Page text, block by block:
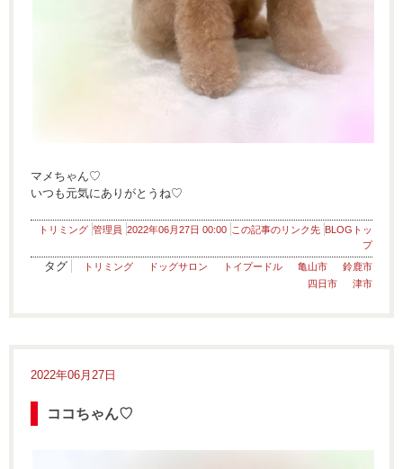
マメちゃん♡
いつも元気にありがとうね♡
トリミング 管理員 2022年06月27日 00:00 この記事のリンク先 BLOGトッ
プ
タグ トリミング ドッグサロン トイプードル 亀山市
鈴鹿市
四日市
津市
2022年06月27日
ココちゃん♡